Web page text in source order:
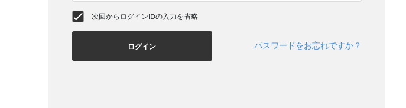
次回からログインIDの入力を省略
ログイン パスワードをお忘れですか？